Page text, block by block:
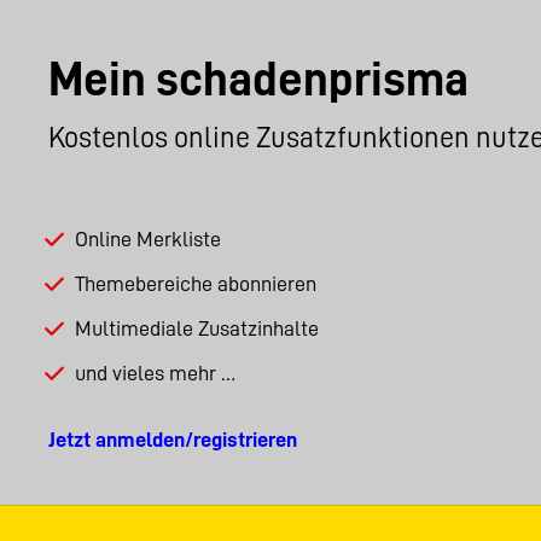
Mein schadenprisma
Kostenlos online Zusatzfunktionen
Online Merkliste
Themebereiche abonnieren
Multimediale Zusatzinhalte
und vieles mehr …
Jetzt anmelden/registrieren